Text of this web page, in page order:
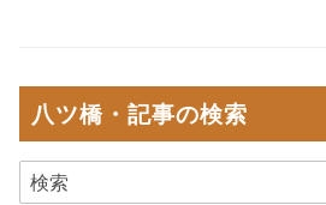
八ツ橋・記事の検索